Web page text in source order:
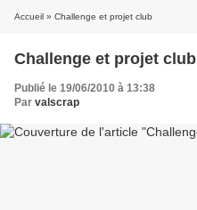
Accueil » Challenge et projet club
Challenge et projet club
Publié le 19/06/2010 à 13:38
Par valscrap